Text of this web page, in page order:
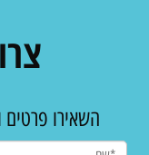
השאירו פרטים